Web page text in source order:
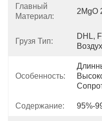
Главный
Материал:
2MgO
Грузя Тип:
DHL,
Воздух
Особенность:
Содержание: 95%-